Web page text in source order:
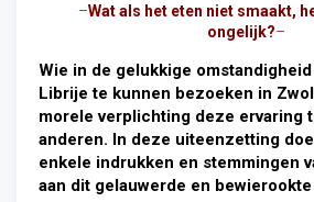
–Wat als het eten niet smaakt,
ongelijk?–
Wie in de gelukkige
Librije te kunnen bezoeken in
morele verplichting deze ervaring
anderen. In deze uiteenzetting
enkele indrukken en stemmingen
aan dit gelauwerde en